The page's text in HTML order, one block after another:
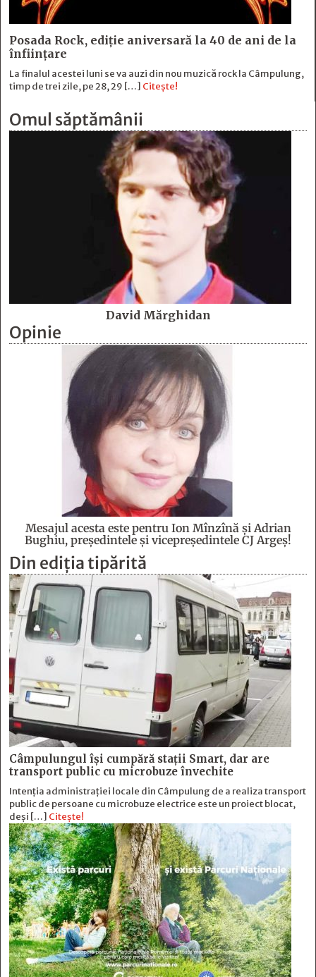
Posada Rock, ediţie aniversară la 40 de ani de la
înfiinţare
La finalul acestei luni se va auzi din nou muzică rock la Câmpulung,
timp de trei zile, pe 28, 29 […] Citește!
Omul săptămânii
David Mărghidan
Opinie
Mesajul acesta este pentru Ion Mînzînă şi Adrian
Bughiu, preşedintele şi vicepreşedintele CJ Argeş!
Din ediția tipărită
Câmpulungul îşi cumpără staţii Smart, dar are
transport public cu microbuze învechite
Intenția administrației locale din Câmpulung de a realiza transport
public de persoane cu microbuze electrice este un proiect blocat,
deși […] Citește!